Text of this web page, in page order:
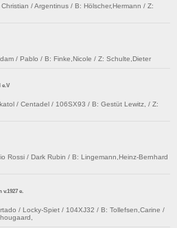
/ Argentinus / B: Hölscher,Hermann / Z:
/ Pablo / B: Finke,Nicole / Z: Schulte,Dieter
e.V
/ Centadel / 106SX93 / B: Gestüt Lewitz, / Z:
Rossi / Dark Rubin / B: Lingemann,Heinz-Bernhard
e.
/ Locky-Spiet / 104XJ32 / B: Tollefsen,Carine /